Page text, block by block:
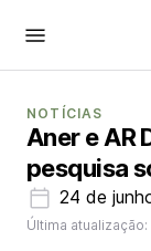
NOTÍCIAS
Aner e AR
pesquisa
24 de
Última